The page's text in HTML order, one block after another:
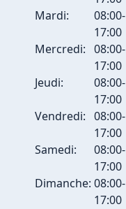
Mardi:
08:00-
17:00
Mercredi: 08:00-
17:00
Jeudi:
08:00-
17:00
Vendredi: 08:00-
17:00
Samedi:
08:00-
17:00
Dimanche: 08:00-
17:00